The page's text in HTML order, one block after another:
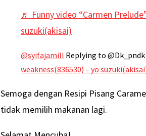
♬ Funny video “Carmen
suzuki(akisai)
@syifajamill Replying to @Dk_pndk
weakness(836530) – yo
Semoga dengan Resipi Pisang
tidak memilih makanan lagi.